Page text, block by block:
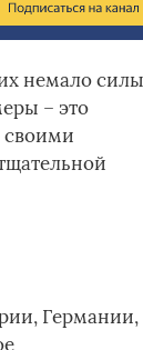
немало
– это
своими
Германии,